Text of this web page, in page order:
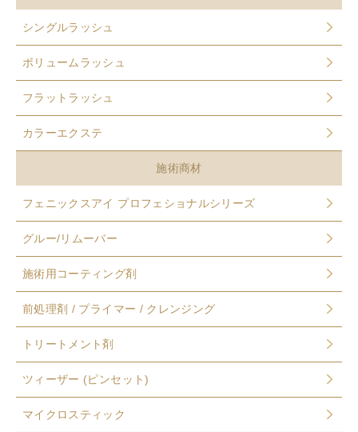
シングルラッシュ
ボリュームラッシュ
フラットラッシュ
カラーエクステ
施術商材
フェニックスアイ プロフェショナルシリーズ
グルー/リムーバー
施術用コーティング剤
前処理剤 / プライマー / クレンジング
トリートメント剤
ツィーザー (ピンセット)
マイクロスティック